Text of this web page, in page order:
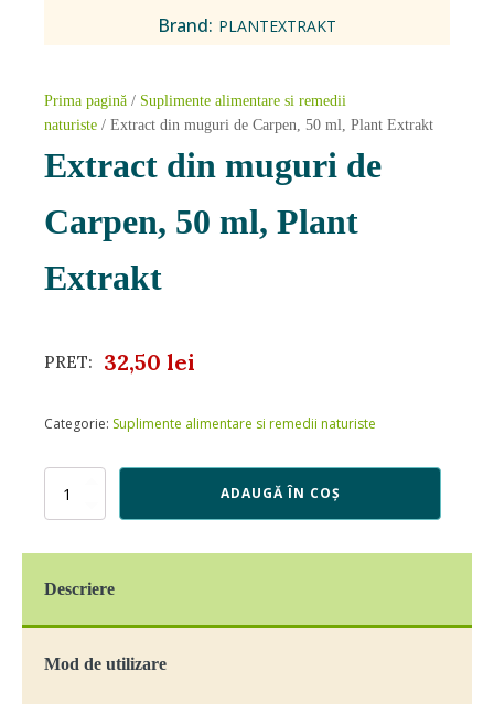
Brand: PLANTEXTRAKT
Prima pagină / Suplimente alimentare si remedii
naturiste / Extract din muguri de Carpen, 50 ml, Plant Extrakt
Extract din muguri de
Carpen, 50 ml, Plant
Extrakt
PRET: 32,50 lei
Categorie: Suplimente alimentare si remedii naturiste
Cantitate
muguri
Carpen,
ml,
Plant
Extrakt
ADAUGĂ ÎN COȘ
Descriere
Mod de utilizare